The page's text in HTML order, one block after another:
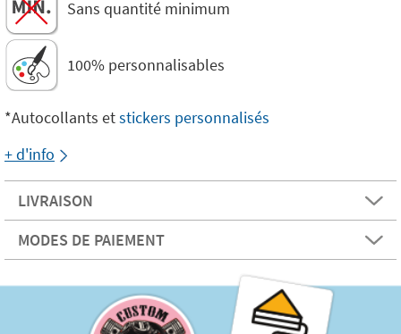
Sans quantité minimum
100% personnalisables
*Autocollants etstickers personnalisés
+ d'info
LIVRAISON
MODES DE PAIEMENT